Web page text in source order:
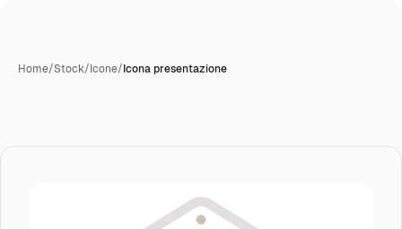
Home/Stock/Icone/Icona presentazione